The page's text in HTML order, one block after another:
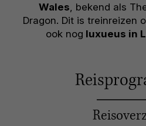
Wales, bekend als
Dragon. Dit is treinreizen
ook nog luxueus in